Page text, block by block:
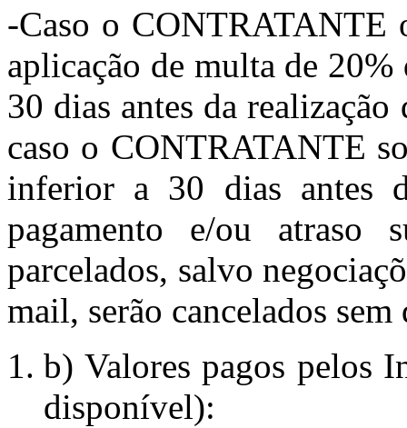
-Caso o CONTRATANTE
aplicação de multa de
30 dias antes da
caso o CONTRATANTE
inferior a 30 dias antes
pagamento e/ou
parcelados, salvo
mail, serão cancelados
b) Valores pagos pelos
disponível):